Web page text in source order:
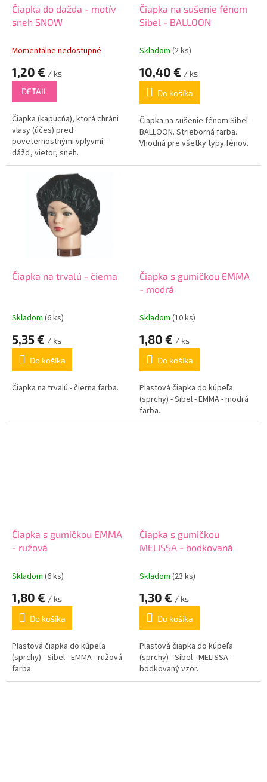
Čiapka do dažda - motív
sneh SNOW
Momentálne nedostupné
1,20 € / ks
DETAIL
Čiapka (kapucňa), ktorá chráni
vlasy (účes) pred
poveternostnými vplyvmi -
dážď, vietor, sneh.
Čiapka na sušenie fénom
Sibel - BALLOON
Skladom (2 ks)
10,40 € / ks
Do košíka
Čiapka na sušenie fénom Sibel -
BALLOON. Strieborná farba.
Vhodná pre všetky typy fénov.
Čiapka na trvalú - čierna
Skladom (6 ks)
5,35 € / ks
Do košíka
Čiapka na trvalú - čierna farba.
Čiapka s gumičkou EMMA
- modrá
Skladom (10 ks)
1,80 € / ks
Do košíka
Plastová čiapka do kúpeľa
(sprchy) - Sibel - EMMA - modrá
farba.
Čiapka s gumičkou EMMA
- ružová
Skladom (6 ks)
1,80 € / ks
Do košíka
Plastová čiapka do kúpeľa
(sprchy) - Sibel - EMMA - ružová
farba.
Čiapka s gumičkou
MELISSA - bodkovaná
Skladom (23 ks)
1,30 € / ks
Do košíka
Plastová čiapka do kúpeľa
(sprchy) - Sibel - MELISSA -
bodkovaný vzor.